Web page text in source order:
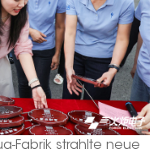
Fabrik strahlte neue